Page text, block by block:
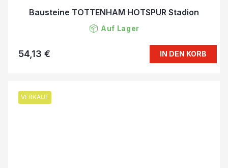
Bausteine TOTTENHAM HOTSPUR Stadion
Auf Lager
54,13 € IN DEN KORB
VERKAUF